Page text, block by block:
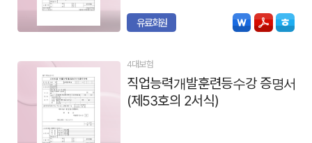
유료회원
4대보험
직업능력개발훈련등수강 증명서
(제53호의 2서식)